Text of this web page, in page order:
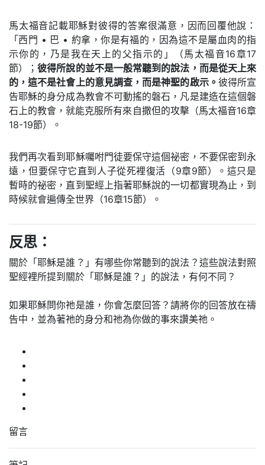
馬太福音記載耶穌對彼得的答案很滿意，因而回覆他說：
「西門 • 巴 • 約拿，你是有福的，因為這不是屬血肉的指
示你的，乃是我在天上的父指示的」（馬太福音16章17
節）；彼得所說的並不是一般常聽到的說法，而是從天上來
的，這不是社會上的意見調查，而是神聖的啟示。 彼得所宣
告耶穌的身分成為教會不可動搖的磐石，凡是建造在這個磐
石上的教會，就能克服所有來自撒但的攻擊（馬太福音16章
18-19節）。
我們再次看到耶穌囑咐門徒要保守這個祕密，不要保密到永
遠，但要保守它直到人子從死裡復活（9章9節）。這只是
暫時的祕密，直到聖經上指著耶穌說的一切都實現為止，到
時候就會遍傳全世界（16章15節）。
反思：
關於「耶穌是誰？」有哪些你常聽到的說法？這些說法對照
聖經裡所提到關於「耶穌是誰？」的說法，有何不同？
如果耶穌問你祂是誰，你會怎麼回答？請將你的回答放在禱
告中，並為著祂的身分和祂為你做的事來讚美祂。
留言